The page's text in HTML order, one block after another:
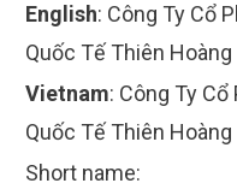
English: Công Ty Cổ
Quốc Tế Thiên Hoàng
Vietnam: Công Ty
Quốc Tế Thiên Hoàng
Short name: